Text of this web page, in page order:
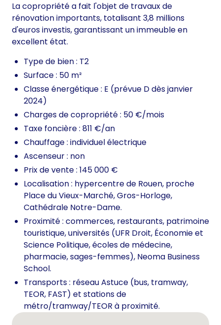
La copropriété a fait l'objet de travaux de
rénovation importants, totalisant 3,8 millions
d'euros investis, garantissant un immeuble en
excellent état.
Type de bien : T2
Surface : 50 m²
Classe énergétique : E (prévue D dès janvier
2024)
Charges de copropriété : 50 €/mois
Taxe foncière : 811 €/an
Chauffage : individuel électrique
Ascenseur : non
Prix de vente : 145 000 €
Localisation : hypercentre de Rouen, proche
Place du Vieux-Marché, Gros-Horloge,
Cathédrale Notre-Dame.
Proximité : commerces, restaurants, patrimoine
touristique, universités (UFR Droit, Économie et
Science Politique, écoles de médecine,
pharmacie, sages-femmes), Neoma Business
School.
Transports : réseau Astuce (bus, tramway,
TEOR, FAST) et stations de
métro/tramway/TEOR à proximité.